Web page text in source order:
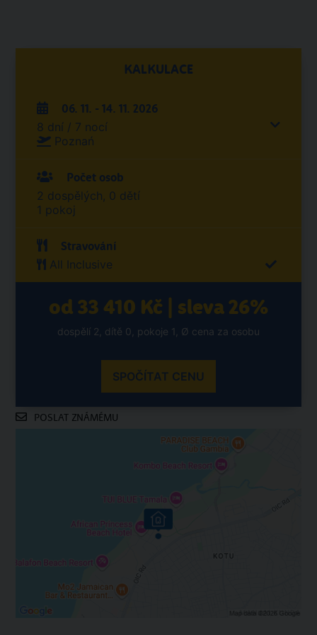
KALKULACE
06. 11. - 14. 11. 2026
8 dní / 7 nocí
Poznań
Počet osob
2 dospělých, 0 dětí
1 pokoj
Stravování
All Inclusive
od 33 410 Kč | sleva 26%
dospělí 2, dítě 0, pokoje 1, Ø cena za osobu
SPOČÍTAT CENU
POSLAT ZNÁMÉMU